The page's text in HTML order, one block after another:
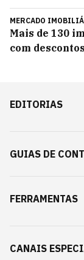
MERCADO
Mais de 130
com
EDITORIAS
GUIAS DE
FERRAMENTAS
CANAIS